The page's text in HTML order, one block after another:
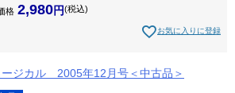
格 2,980 税込
お気に入りに登録
ージカル 2005年12月号＜中古品＞